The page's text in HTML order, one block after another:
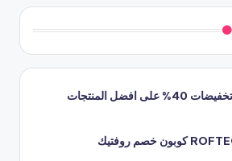
كود خصم متجر ماهر تخفيضات 40% على افضل المنتجات